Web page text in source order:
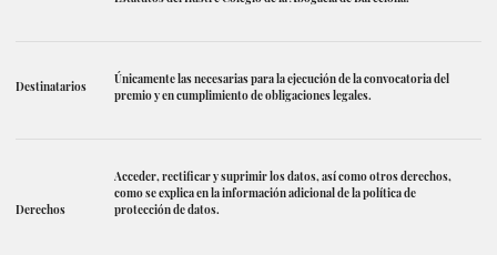
Destinatarios
Únicamente las necesarias para la ejecución de la convocatoria del
premio y en cumplimiento de obligaciones legales.
Derechos
Acceder, rectificar y suprimir los datos, así como otros derechos,
como se explica en la información adicional de la política de
protección de datos.